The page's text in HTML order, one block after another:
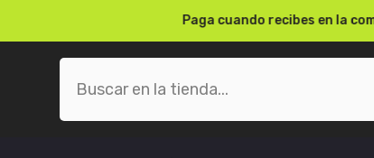
Paga cuando recibes en la